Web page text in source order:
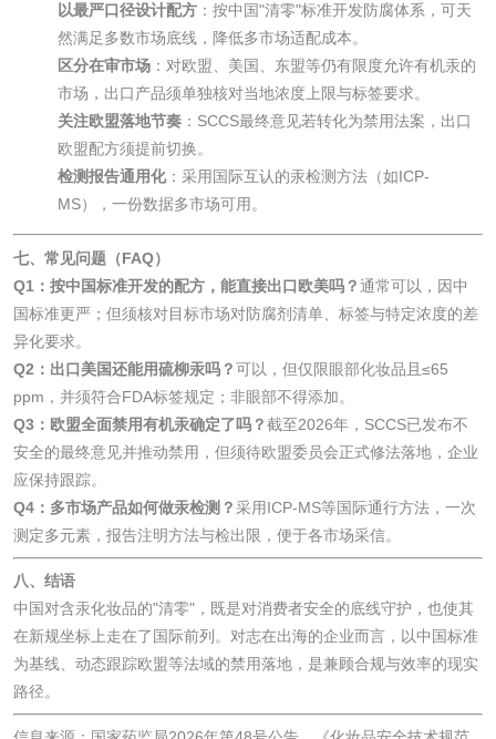
以最严口径设计配方 ：按中国"清零"标准开发防腐体系，可天
然满足多数市场底线，降低多市场适配成本。
区分在审市场 ：对欧盟、美国、东盟等仍有限度允许有机汞的
市场，出口产品须单独核对当地浓度上限与标签要求。
关注欧盟落地节奏 ：SCCS最终意见若转化为禁用法案，出口
欧盟配方须提前切换。
检测报告通用化：采用国际互认的汞检测方法（如ICP-
MS），一份数据多市场可用。
七、常见问题（FAQ）
Q1：按中国标准开发的配方，能直接出口欧美吗？通常可以，因中
国标准更严；但须核对目标市场对防腐剂清单、标签与特定浓度的差
异化要求。
Q2：出口美国还能用硫柳汞吗？可以，但仅限眼部化妆品且≤65
ppm，并须符合FDA标签规定；非眼部不得添加。
Q3：欧盟全面禁用有机汞确定了吗？截至2026年，SCCS已发布不
安全的最终意见并推动禁用，但须待欧盟委员会正式修法落地，企业
应保持跟踪。
Q4：多市场产品如何做汞检测？ 采用ICP-MS等国际通行方法，一次
测定多元素，报告注明方法与检出限，便于各市场采信。
八、结语
中国对含汞化妆品的"清零"，既是对消费者安全的底线守护，也使其
在新规坐标上走在了国际前列。对志在出海的企业而言，以中国标准
为基线、动态跟踪欧盟等法域的禁用落地，是兼顾合规与效率的现实
路径。
玻璃画颜料检测 儿童水粉画颜料检
测
水性印刷油墨检测
油品
油品检测
生物柴油检测 生物质燃料检测
齿轮油检测
食品接触
食品包装材料检测 餐具检测